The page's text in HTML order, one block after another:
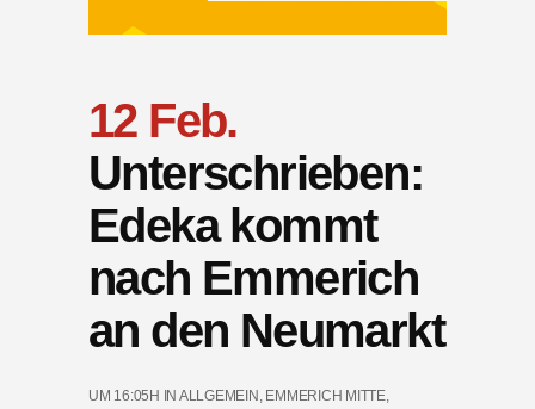
12 Feb.
Unterschrieben:
Edeka kommt
nach Emmerich
an den Neumarkt
UM 16:05H IN ALLGEMEIN EMMERICH MITTE,